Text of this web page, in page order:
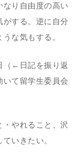
なり自由度の高い
する。逆に自分
な気もする。
（←日記を振り返
いて留学生委員会
やれること、沢
いきたい。